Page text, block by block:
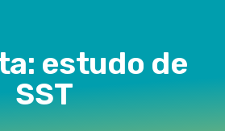
estudo de
SST